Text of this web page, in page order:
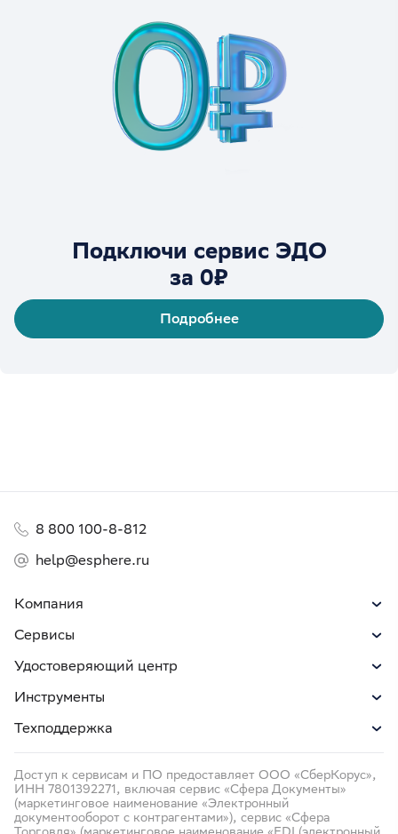
Подключи сервис ЭДО
за 0₽
Подробнее
Компания
Сервисы
Удостоверяющий центр
Инструменты
Техподдержка
8 800 100-8-812
help@esphere.ru
Доступ к сервисам и ПО предоставляет ООО «СберКорус»,
ИНН 7801392271, включая сервис «Сфера Документы»
(маркетинговое наименование «Электронный
документооборот с контрагентами»), сервис «Сфера